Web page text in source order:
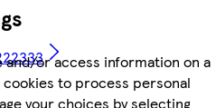
or access information on a
to process personal
your choices by selecting